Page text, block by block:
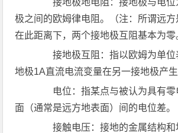
接地极地电阻：接地极与电位
极之间的欧姆律电阻。（注：所谓远方
在此距离下，两个接地极互阻基本为零
接地极互阻：指以欧姆为单位
地极1A直流电流变量在另一接地极产生
电位：指某点与被认为具有零
面（通常是远方地表面）间的电位差。
接触电压：接地的金属结构和